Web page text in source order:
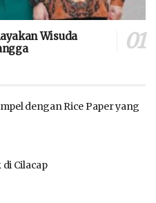
Wisuda
dengan Rice Paper yang
di Cilacap